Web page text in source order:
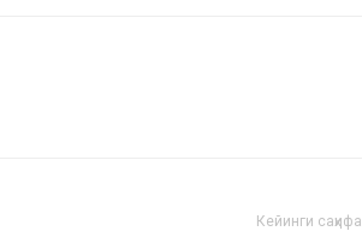
Кейинги саҳифа